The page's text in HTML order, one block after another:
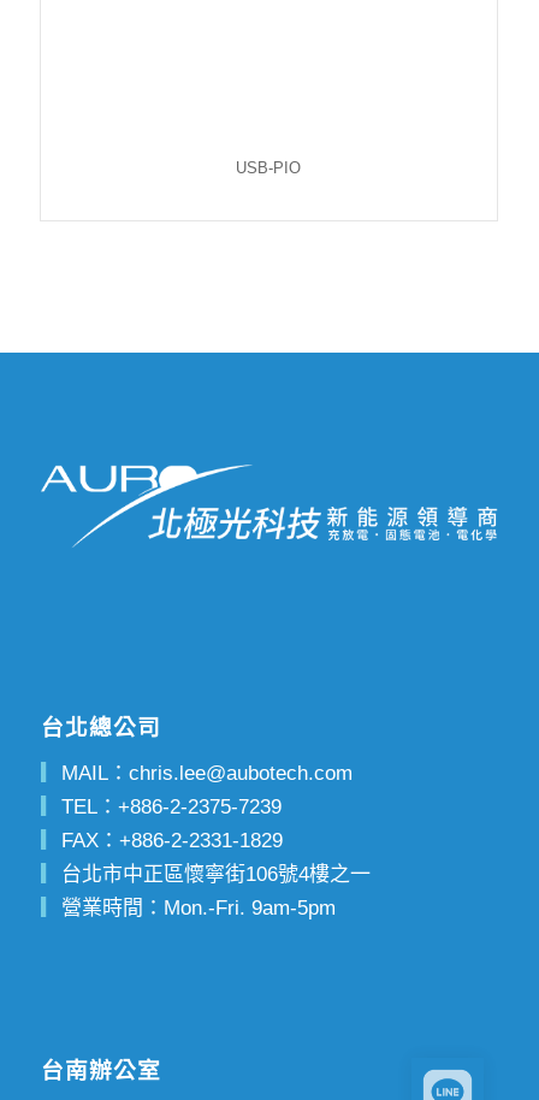
USB-PIO
台北總公司
MAIL： chris.lee@aubotech.com
TEL： +886-2-2375-7239
FAX： +886-2-2331-1829
台北市中正區懷寧街106號4樓之一
營業時間：Mon.-Fri. 9am-5pm
台南辦公室